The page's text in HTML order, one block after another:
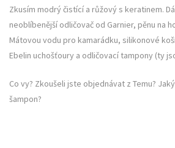
Zkusím modrý čistící a růžový s keratinem.
neoblíbenější odličovač od Garnier, pěnu na
Mátovou vodu pro kamarádku, silikonové
Ebelin uchošťoury a odličovací tampony (ty
Co vy? Zkoušeli jste objednávat z Temu?
šampon?